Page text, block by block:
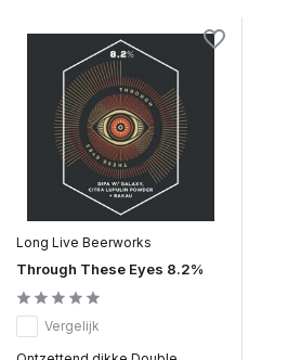
Long Live Beerworks
Through These Eyes 8.2%
Vergelijk